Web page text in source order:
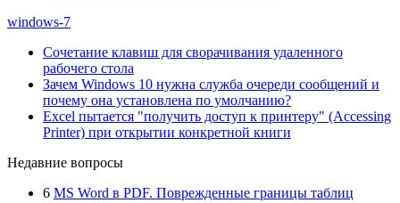
windows-7
Сочетание клавиш для сворачивания удаленного
рабочего стола
Зачем Windows 10 нужна служба очереди сообщений и
почему она установлена по умолчанию?
Excel пытается "получить доступ к принтеру" (Accessing
Printer) при открытии конкретной книги
Недавние вопросы
6 MS Word в PDF. Поврежденные границы таблиц